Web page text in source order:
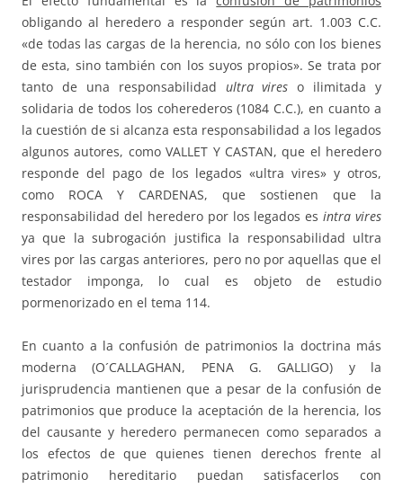
obligando al heredero a responder según art. 1.003 C.C.
«de todas las cargas de la herencia, no sólo con los bienes
de esta, sino también con los suyos propios». Se trata por
tanto de una responsabilidad ultra vires o ilimitada y
solidaria de todos los coherederos (1084 C.C.), en cuanto a
la cuestión de si alcanza esta responsabilidad a los legados
algunos autores, como VALLET Y CASTAN, que el heredero
responde del pago de los legados «ultra vires» y otros,
como ROCA Y CARDENAS, que sostienen que la
responsabilidad del heredero por los legados esintra vires
ya que la subrogación justifica la responsabilidad ultra
vires por las cargas anteriores, pero no por aquellas que el
testador imponga, lo cual es objeto de estudio
pormenorizado en el tema 114.
En cuanto a la confusión de patrimonios la doctrina más
moderna (O´CALLAGHAN, PENA G. GALLIGO) y la
jurisprudencia mantienen que a pesar de la confusión de
patrimonios que produce la aceptación de la herencia, los
del causante y heredero permanecen como separados a
los efectos de que quienes tienen derechos frente al
patrimonio hereditario puedan satisfacerlos con